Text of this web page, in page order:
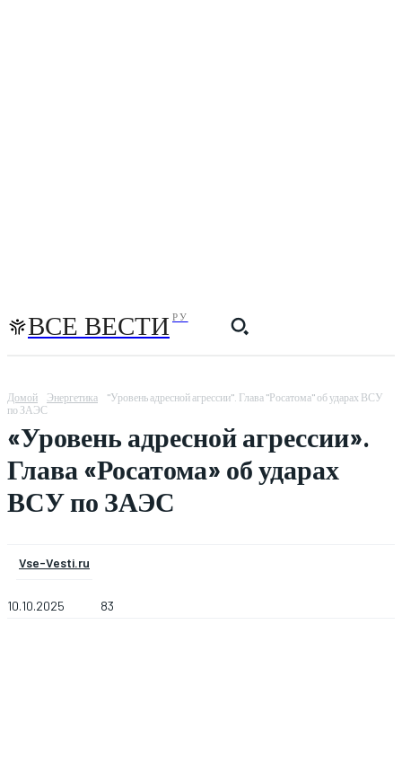
ВСЕ ВЕСТИ РУ
Домой Энергетика
"Уровень адресной агрессии". Глава "Росатома" об ударах ВСУ
по ЗАЭС
«Уровень адресной агрессии».
Глава «Росатома» об ударах
ВСУ по ЗАЭС
Vse-Vesti.ru
10.10.2025 83